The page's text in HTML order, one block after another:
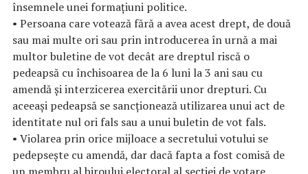
însemnele unei formațiuni politice.
• Persoana care votează fără a avea acest drept, de două
sau mai multe ori sau prin introducerea în urnă a mai
multor buletine de vot decât are dreptul riscă o
pedeapsă cu închisoarea de la 6 luni la 3 ani sau cu
amendă şi interzicerea exercitării unor drepturi. Cu
aceeaşi pedeapsă se sancţionează utilizarea unui act de
identitate nul ori fals sau a unui buletin de vot fals.
• Violarea prin orice mijloace a secretului votului se
pedepseşte cu amendă, dar dacă fapta a fost comisă de
un membru al biroului electoral al secţiei de votare,